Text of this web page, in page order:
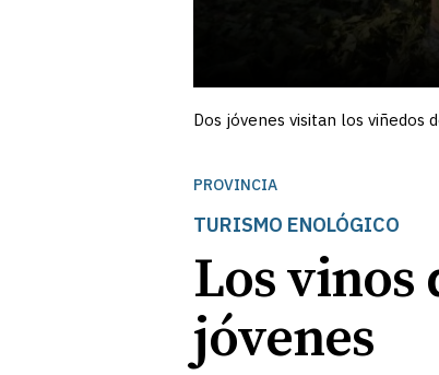
Dos jóvenes visitan los viñedos
PROVINCIA
TURISMO ENOLÓGICO
Los vinos
jóvenes